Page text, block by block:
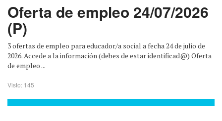
Oferta de empleo 24/07/2026
(P)
3 ofertas de empleo para educador/a social a fecha 24 de julio de
2026. Accede a la información (debes de estar identificad@) Oferta
de empleo ...
Visto: 145